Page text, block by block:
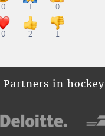
0 1 0
0 2 1
Partners in hockey